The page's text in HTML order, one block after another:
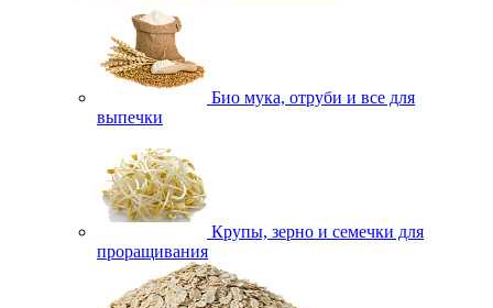
Био мука, отруби и все для
выпечки
Крупы, зерно и семечки для
проращивания